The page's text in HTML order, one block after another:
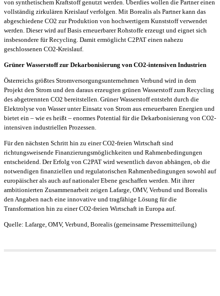
von synthetischem Kraftstoff genutzt werden. Überdies wollen die Partner einen
vollständig zirkulären Kreislauf verfolgen. Mit Borealis als Partner kann das
abgeschiedene CO2 zur Produktion von hochwertigem Kunststoff verwendet
werden. Dieser wird auf Basis erneuerbarer Rohstoffe erzeugt und eignet sich
insbesondere für Recycling. Damit ermöglicht C2PAT einen nahezu
geschlossenen CO2-Kreislauf.
Grüner Wasserstoff zur Dekarbonisierung von CO2-intensiven Industrien
Österreichs größtes Stromversorgungsunternehmen Verbund wird in dem
Projekt den Strom und den daraus erzeugten grünen Wasserstoff zum Recycling
des abgetrennten CO2 bereitstellen. Grüner Wasserstoff entsteht durch die
Elektrolyse von Wasser unter Einsatz von Strom aus erneuerbaren Energien und
bietet ein – wie es heißt – enormes Potential für die Dekarbonisierung von CO2-
intensiven industriellen Prozessen.
Für den nächsten Schritt hin zu einer CO2-freien Wirtschaft sind
richtungsweisende Finanzierungsmöglichkeiten und Rahmenbedingungen
entscheidend. Der Erfolg von C2PAT wird wesentlich davon abhängen, ob die
notwendigen finanziellen und regulatorischen Rahmenbedingungen sowohl auf
europäischer als auch auf nationaler Ebene geschaffen werden. Mit ihrer
ambitionierten Zusammenarbeit zeigen Lafarge, OMV, Verbund und Borealis
den Angaben nach eine innovative und tragfähige Lösung für die
Transformation hin zu einer CO2-freien Wirtschaft in Europa auf.
Quelle: Lafarge, OMV, Verbund, Borealis (gemeinsame Pressemitteilung)